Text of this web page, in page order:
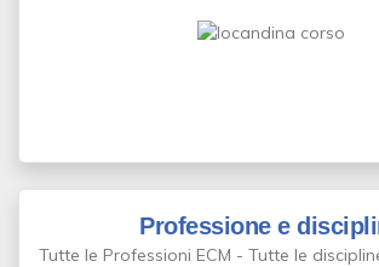
Professione e
Tutte le Professioni ECM - Tutte le